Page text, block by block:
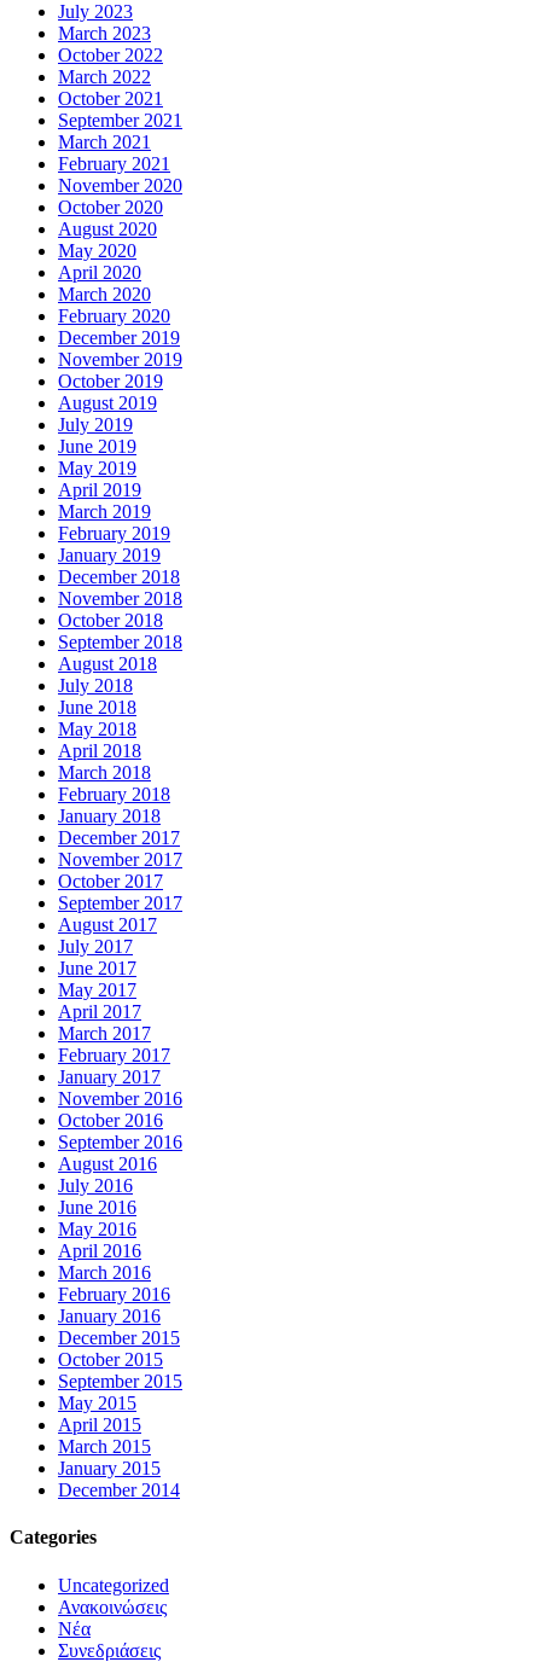
July 2023
March 2023
October 2022
March 2022
October 2021
September 2021
March 2021
February 2021
November 2020
October 2020
August 2020
May 2020
April 2020
March 2020
February 2020
December 2019
November 2019
October 2019
August 2019
July 2019
June 2019
May 2019
April 2019
March 2019
February 2019
January 2019
December 2018
November 2018
October 2018
September 2018
August 2018
July 2018
June 2018
May 2018
April 2018
March 2018
February 2018
January 2018
December 2017
November 2017
October 2017
September 2017
August 2017
July 2017
June 2017
May 2017
April 2017
March 2017
February 2017
January 2017
November 2016
October 2016
September 2016
August 2016
July 2016
June 2016
May 2016
April 2016
March 2016
February 2016
January 2016
December 2015
October 2015
September 2015
May 2015
April 2015
March 2015
January 2015
December 2014
Categories
Uncategorized
Ανακοινώσεις
Νέα
Συνεδριάσεις